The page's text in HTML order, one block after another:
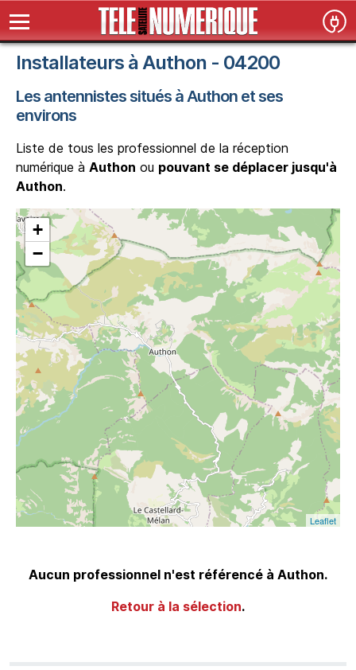
Installateurs à Authon - 04200
Les antennistes situés à Authon et ses
environs
Liste de tous les professionnel de la réception
numérique à Authon ou pouvant se déplacer jusqu'à
Authon.
+
−
Leaflet
Aucun professionnel n'est référencé à Authon.
Retour à la sélection.